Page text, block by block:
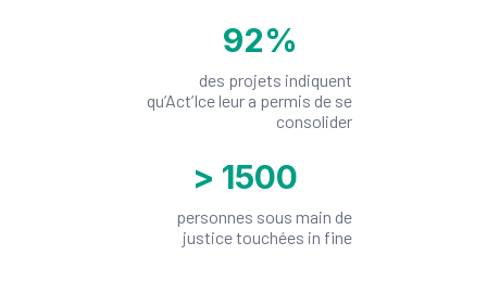
92%
des projets indiquent
qu’Act’Ice leur a permis de se
consolider
> 1500
personnes sous main de
justice touchées in fine